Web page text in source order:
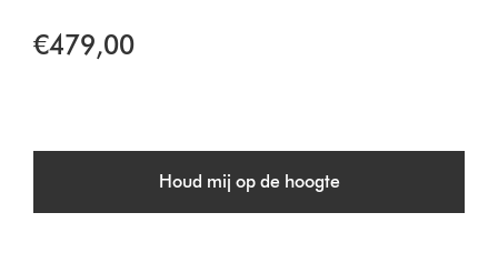
€479,00
Houd mij op de hoogte